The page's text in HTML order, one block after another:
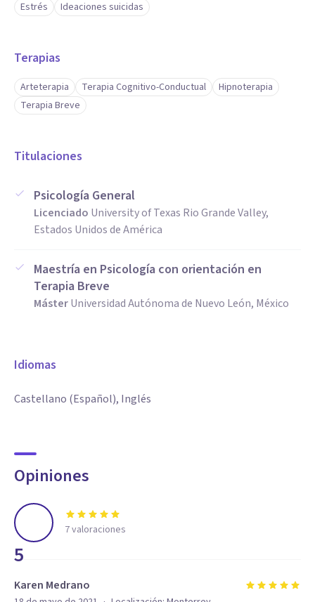
Estrés Ideaciones suicidas
Terapias
Arteterapia Terapia Cognitivo-Conductual
Hipnoterapia
Terapia Breve
Titulaciones
Psicología General
Licenciado University of Texas Rio Grande Valley,
Estados Unidos de América
Maestría en Psicología con orientación en
Terapia Breve
MásterUniversidad Autónoma de Nuevo León, México
Idiomas
Castellano (Español), Inglés
Opiniones
5
7valoraciones
Karen Medrano